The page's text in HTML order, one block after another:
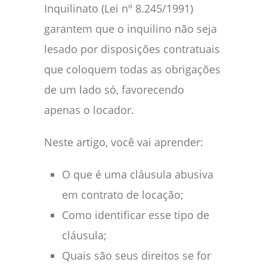
Inquilinato (Lei nº 8.245/1991)
garantem que o inquilino não seja
lesado por disposições contratuais
que coloquem todas as obrigações
de um lado só, favorecendo
apenas o locador.
Neste artigo, você vai aprender:
O que é uma cláusula abusiva
em contrato de locação;
Como identificar esse tipo de
cláusula;
Quais são seus direitos se for